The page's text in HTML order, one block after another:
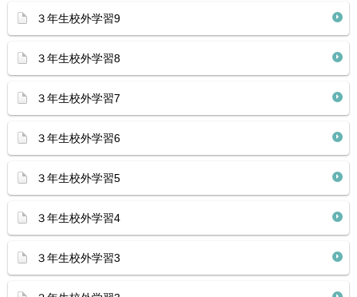
３年生校外学習9
３年生校外学習8
３年生校外学習7
３年生校外学習6
３年生校外学習5
３年生校外学習4
３年生校外学習3